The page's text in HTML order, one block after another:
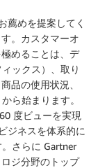
薦めを提案してく
。カスタマーオ
めることは、デ
ックス）、取り
品の使用状況、
ら始まります。
度ビューを実現
ジネスを体系的に
さらに Gartner
ジ分野のトップ